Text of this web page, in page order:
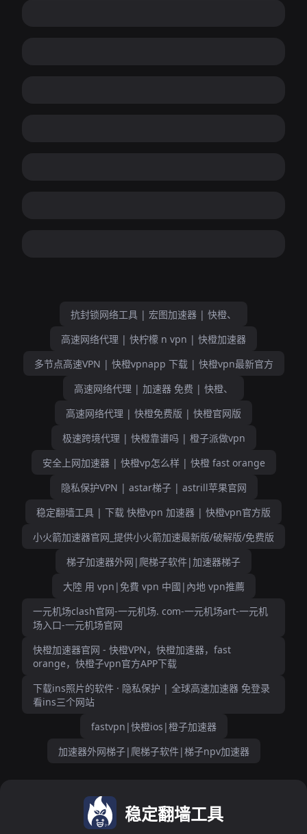
抗封锁网络工具 | 宏图加速器 | 快橙、
高速网络代理 | 快柠檬 n vpn | 快橙加速器
多节点高速VPN | 快橙vpnapp 下载 | 快橙vpn最新官方
高速网络代理 | 加速器 免费 | 快橙、
高速网络代理 | 快橙免费版 | 快橙官网版
极速跨境代理 | 快橙靠谱吗 | 橙子派做vpn
安全上网加速器 | 快橙vp怎么样 | 快橙 fast orange
隐私保护VPN | astar梯子 | astrill苹果官网
稳定翻墙工具 | 下载 快橙vpn 加速器 | 快橙vpn官方版
小火箭加速器官网_提供小火箭加速最新版/破解版/免费版
梯子加速器外网|爬梯子软件|加速器梯子
大陸 用 vpn|免費 vpn 中國|內地 vpn推薦
一元机场clash官网-一元机场. com-一元机场art-一元机
场入口-一元机场官网
快橙加速器官网 - 快橙VPN，快橙加速器，fast
orange，快橙子vpn官方APP下载
下载ins照片的软件 · 隐私保护 | 全球高速加速器 免登录
看ins三个网站
fastvpn|快橙ios|橙子加速器
加速器外网梯子|爬梯子软件|梯子npv加速器
稳定翻墙工具